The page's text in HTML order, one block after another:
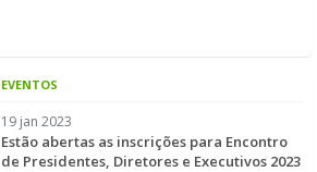
EVENTOS
19 jan 2023
Estão abertas as inscrições para Encontro
de Presidentes, Diretores e Executivos 2023